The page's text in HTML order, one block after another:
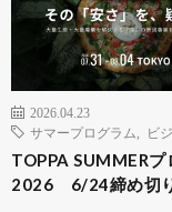
2026.04.23
サマープログラム
ビ
TOPPA SUMMERプ
2026 6/24締め切